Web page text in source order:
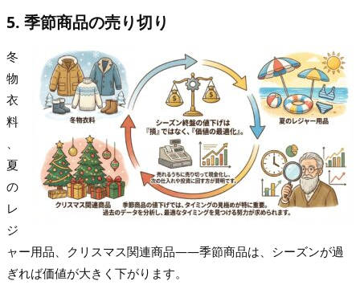
5. 季節商品の売り切り
冬
物
衣
料
、
夏
の
レ
ジ
ャー用品、クリスマス関連商品——季節商品は、シーズンが過
ぎれば価値が大きく下がります。